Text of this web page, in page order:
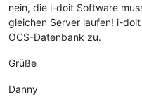
nein, die i-doit Software
gleichen Server laufen! i-
OCS-Datenbank zu.
Grüße
Danny